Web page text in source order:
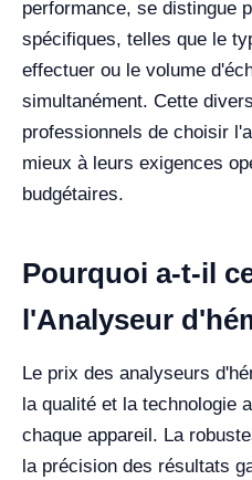
performance, se distingue
spécifiques, telles que le
effectuer ou le volume
simultanément. Cette
professionnels de choisir
mieux à leurs exigences
budgétaires.
Pourquoi a-t-il
l'Analyseur
Le prix des analyseurs
la qualité et la technologie
chaque appareil. La
la précision des résultats